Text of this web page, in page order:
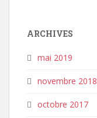
ARCHIVES
mai 2019
novembre 2018
octobre 2017